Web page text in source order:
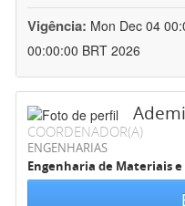
Vigência: Mon Dec 04
00:00:00 BRT 2026
COORDENADOR(A)
ENGENHARIAS
Engenharia de Materiais